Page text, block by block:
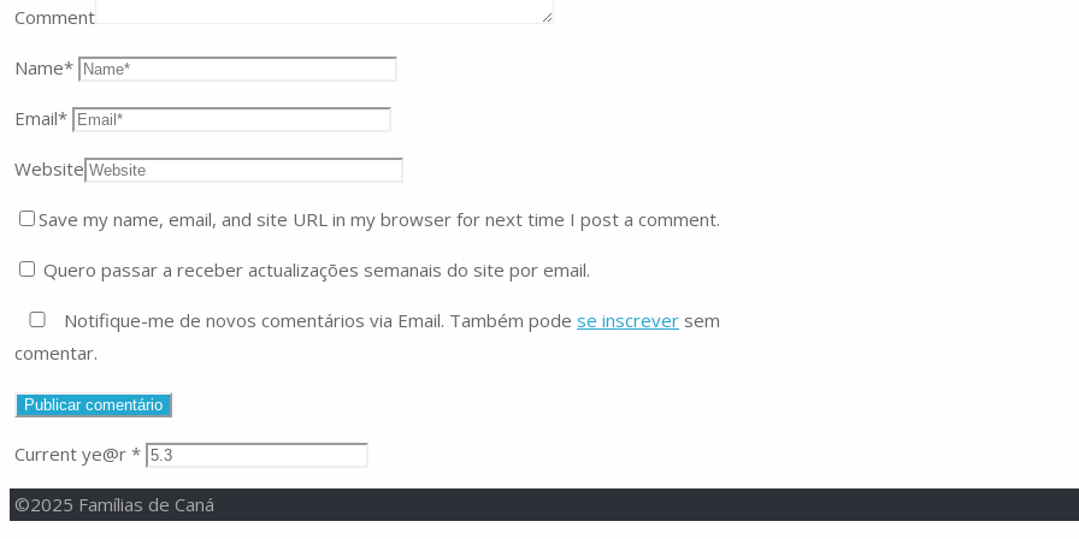
Comment
Name*
Email*
Website
Save my name, email, and site URL in my browser for next time I post a comment.
Quero passar a receber actualizações semanais do site por email.
Notifique-me de novos comentários via Email. Também pode se inscrever sem
comentar.
Current ye@r *
©2025 Famílias de Caná